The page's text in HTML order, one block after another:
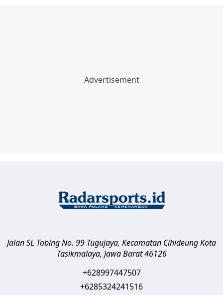
Jalan SL Tobing No. 99 Tugujaya, Kecamatan CihideungKota
Tasikmalaya, Jawa Barat 46126
+628997447507
+6285324241516